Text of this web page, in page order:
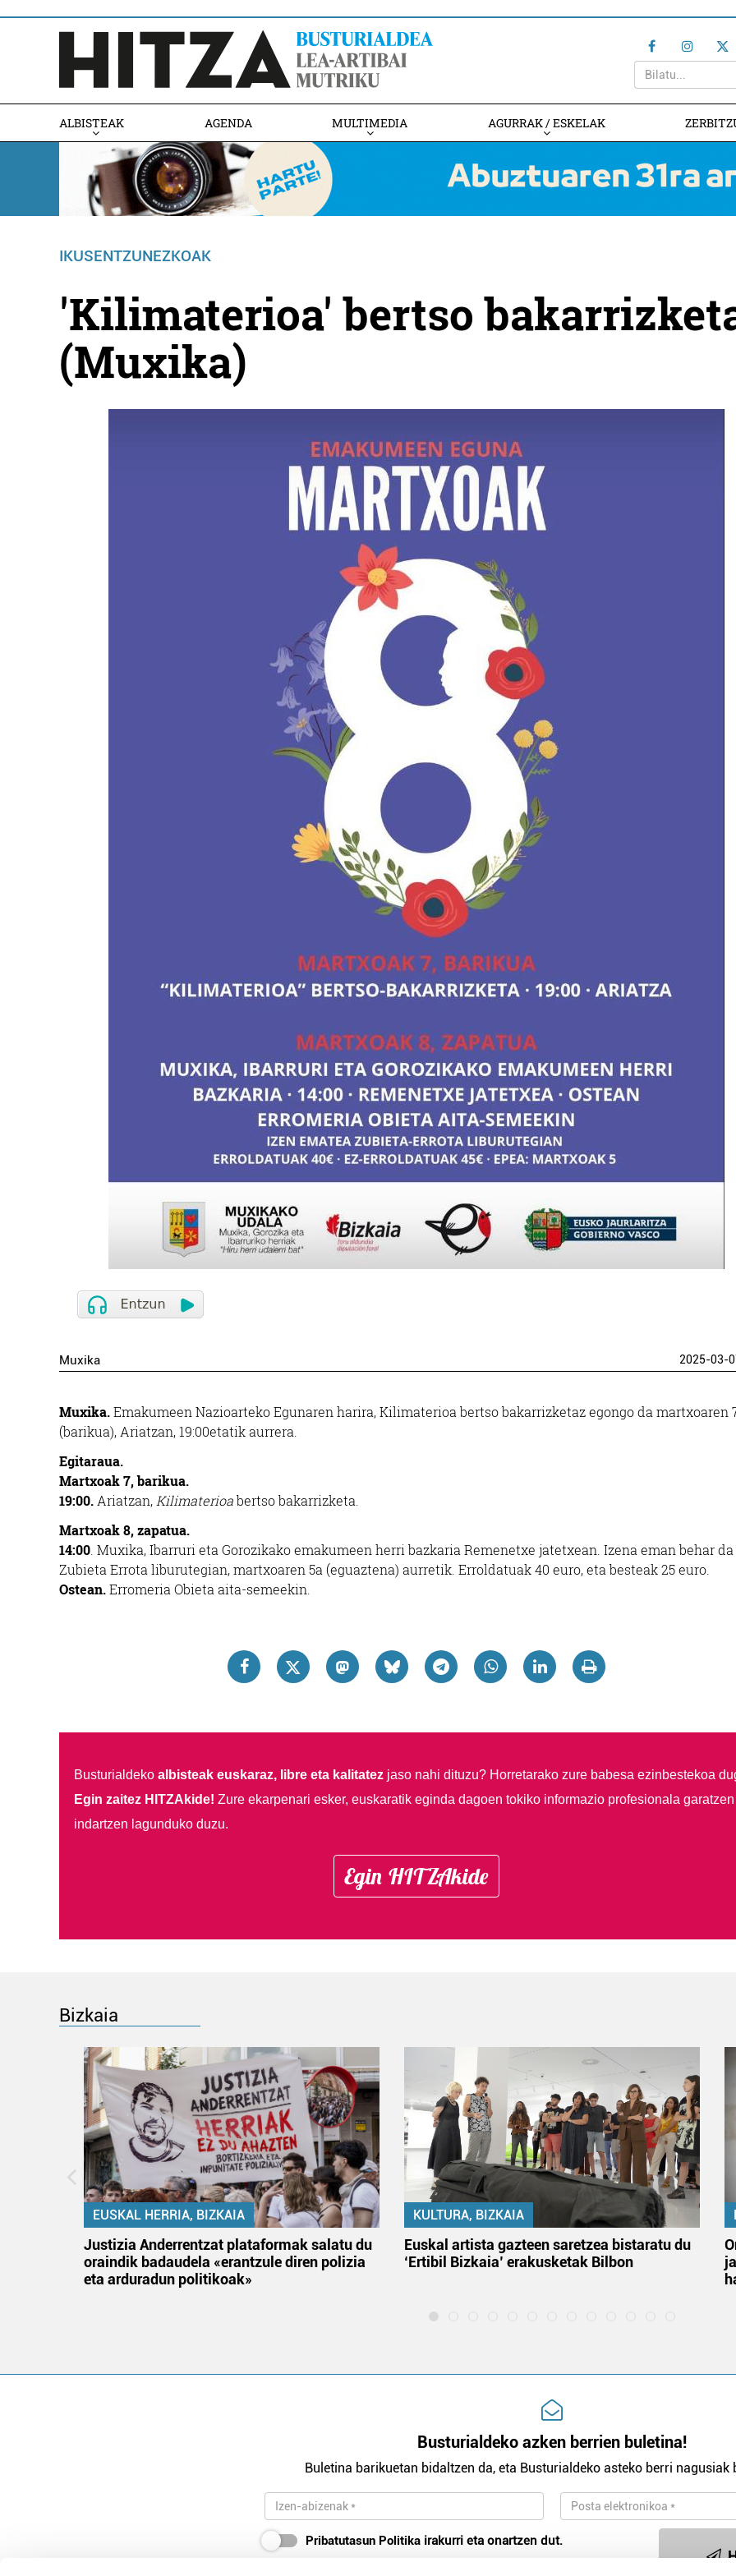
ALBISTEAK AGENDA MULTIMEDIA AGURRAK / ESKELAK
IKUSENTZUNEZKOAK
'Kilimaterioa' bertso
(Muxika)
Muxika 2025-03-
Muxika.Emakumeen Nazioarteko Egunaren harira, Kilimaterioa bertso bakarrizketaz egongo da martxoaren
(barikua), Ariatzan, 19:00etatik aurrera.
Egitaraua.
Martxoak 7, barikua.
19:00. Ariatzan, Kilimaterioabertso bakarrizketa.
Martxoak 8, zapatua.
14:00 . Muxika, Ibarruri eta Gorozikako emakumeen herri bazkaria Remenetxe jatetxean. Izena eman behar da
Zubieta Errota liburutegian, martxoaren 5a (eguaztena) aurretik. Erroldatuak 40 euro, eta besteak 25 euro.
Ostean.Erromeria Obieta aita-semeekin.
Busturialdeko albisteak euskaraz, libre eta kalitatezjaso nahi dituzu? Horretarako zure babesa ezinbestekoa
Egin zaitez HITZAkide! Zure ekarpenari esker, euskaratik eginda dagoen tokiko informazio profesionala garatzen
indartzen lagunduko duzu.
Egin HITZAkide
Bizkaia
EUSKAL HERRIA, BIZKAIA
Justizia Anderrentzat plataformak salatu du
oraindik badaudela «erantzule diren polizia
eta arduradun politikoak»
KULTURA, BIZKAIA
Euskal artista gazteen saretzea bistaratu du
‘Ertibil Bizkaia’ erakusketak Bilbon
Busturialdeko azken berrien buletina!
Buletina barikuetan bidaltzen da, eta Busturialdeko asteko berri nagusiak
Pribatutasun Politika irakurri eta onartzen dut.